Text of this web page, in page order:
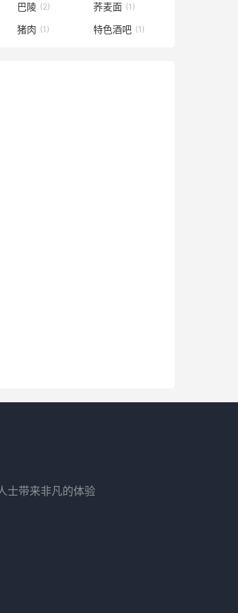
巴陵 (2) 荞麦面 (1)
猪肉 (1) 特色酒吧 (1)
士带来非凡的体验